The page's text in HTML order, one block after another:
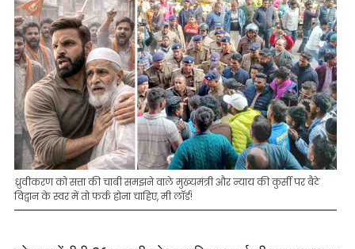
ध्रुवीकरण को सत्ता की चाबी समझने वाले मुख्यमंत्री और न्याय की कुर्सी पर बैठे
विद्वान के स्वर में तो फर्क होना चाहिए, मी लॉर्ड!